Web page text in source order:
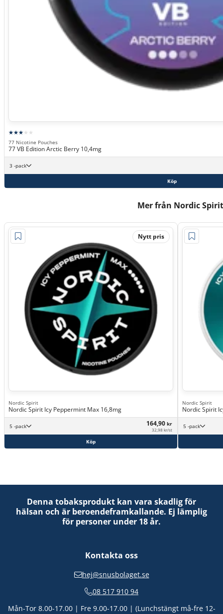
77 Nicotine Pouches
77 VB Edition Arctic Berry 10,4mg
3 -pack
Köp
Mer från Nordic Spirit
Nytt pris
Nordic Spirit
Nordic Spirit Icy Peppermint Max 16,8mg
5 -pack 164,90 kr
32,98 kr/st
Köp
Nordic Spirit
Nordic Spirit
5 -pack
Denna tobaksprodukt kan vara skadlig för
hälsan och är beroendeframkallande. Ej lämplig
för personer under 18 år.
Kontakta oss
hej@snusbolaget.se
08 517 910 94
Mån-Tor 8.00-17.00 | Fre 9.00-17.00 | (Lunchstängt må-fre 12-